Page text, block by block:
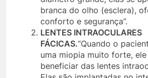
branca do olho (esclera),
conforto e segurança”.
LENTES INTRAOCULARES
FÁCICAS.“Quando o
uma miopia muito forte,
beneficiar das lentes